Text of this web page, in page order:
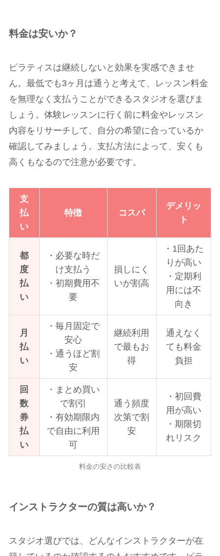
料金は安いか？
ピラティスは継続しないと効果を実感できませ
ん。最低でも3ヶ月は通うと考えて、レッスン料金
を無理なく支払うことができるスタジオを選びま
しょう。体験レッスンに行く前に料金やレッスン
内容をリサーチして、自分の希望に合っているか
確認してみましょう。支払方法によって、安くも
高くもなるので注意が必要です。
支
払
い
特徴 コスパ
デメリッ
ト
都
度
払
い
・必要な時だ
け支払う
・初期費用不
要
損しにく
いが割高
・1回あた
りが高い
・定期利
用には不
向き
月
払
い
・毎月固定で
安心
・通うほど割
安
継続利用
で最もお
得
通えなく
ても料金
負担
回
数
券
払
い
・まとめ買い
で割引
・有効期限内
で自由に利用
可
通う頻度
次第で割
安
・初回費
用が高い
・期限切
れリスク
料金の安さの比較表
インストラクターの質は高いか？
スタジオ選びでは、どんなインストラクターが在